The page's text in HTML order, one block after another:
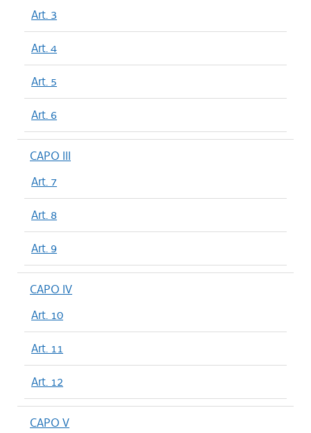
Art. 3
Art. 4
Art. 5
Art. 6
CAPO III
Art. 7
Art. 8
Art. 9
CAPO IV
Art. 10
Art. 11
Art. 12
CAPO V